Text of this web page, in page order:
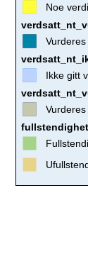
Noe verdi
Ikke gitt